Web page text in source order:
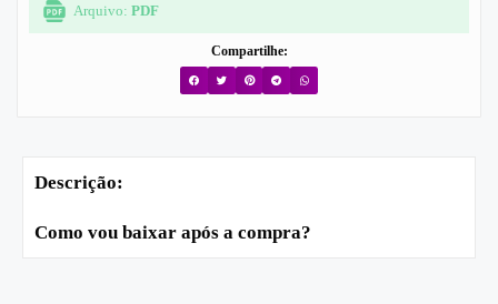
Arquivo: PDF
Compartilhe:
Descrição:
Como vou baixar após a compra?